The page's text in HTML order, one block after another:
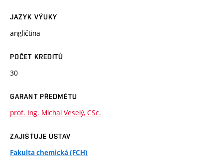
JAZYK VÝUKY
angličtina
POČET KREDITŮ
30
GARANT PŘEDMĚTU
prof. Ing. Michal Veselý, CSc.
ZAJIŠŤUJE ÚSTAV
Fakulta chemická (FCH)